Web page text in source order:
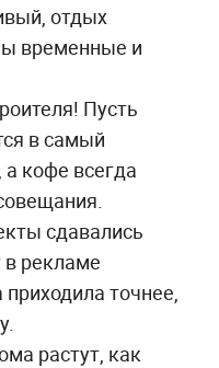
отдых
временные и
Пусть
в самый
кофе всегда
сдавались
рекламе
точнее,
растут, как